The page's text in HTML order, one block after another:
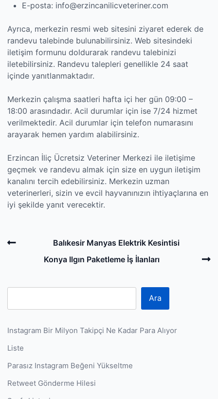
E-posta: info@erzincanilicveteriner.com
Ayrıca, merkezin resmi web sitesini ziyaret ederek de
randevu talebinde bulunabilirsiniz. Web sitesindeki
iletişim formunu doldurarak randevu talebinizi
iletebilirsiniz. Randevu talepleri genellikle 24 saat
içinde yanıtlanmaktadır.
Merkezin çalışma saatleri hafta içi her gün 09:00 –
18:00 arasındadır. Acil durumlar için ise 7/24 hizmet
verilmektedir. Acil durumlar için telefon numarasını
arayarak hemen yardım alabilirsiniz.
Erzincan İliç Ücretsiz Veteriner Merkezi ile iletişime
geçmek ve randevu almak için size en uygun iletişim
kanalını tercih edebilirsiniz. Merkezin uzman
veterinerleri, sizin ve evcil hayvanınızın ihtiyaçlarına en
iyi şekilde yanıt verecektir.
Post
navigation
Previous
Balıkesir Manyas Elektrik Kesintisi
Konya Ilgın Paketleme İş İlanları
Ara
Instagram Bir Milyon Takipçi Ne Kadar Para Alıyor
Liste
Parasız Instagram Beğeni Yükseltme
Retweet Gönderme Hilesi